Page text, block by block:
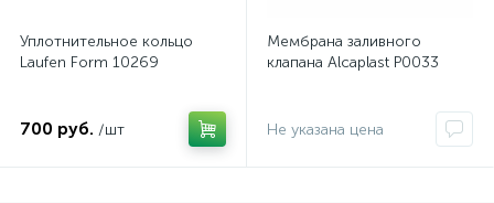
Уплотнительное кольцо
Laufen Form 10269
700 руб. /шт
Мембрана заливного
клапана Alcaplast P0033
Не указана цена